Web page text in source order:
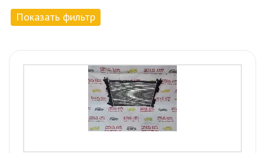
Показать фильтр